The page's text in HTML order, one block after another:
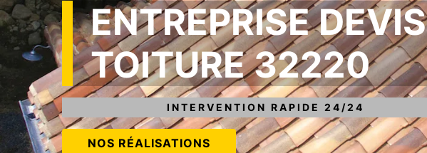
ENTREPRISE DEVIS
TOITURE 32220
INTERVENTION RAPIDE 24/24
NOS RÉALISATIONS